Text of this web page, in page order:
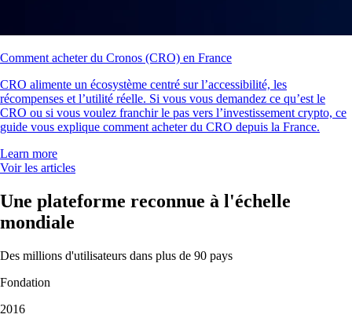
Comment acheter du Cronos (CRO) en France
CRO alimente un écosystème centré sur l’accessibilité, les
récompenses et l’utilité réelle. Si vous vous demandez ce qu’est le
CRO ou si vous voulez franchir le pas vers l’investissement crypto, ce
guide vous explique comment acheter du CRO depuis la France.
Learn more
Voir les articles
Une plateforme reconnue à l'échelle
mondiale
Des millions d'utilisateurs dans plus de 90 pays
Fondation
2016